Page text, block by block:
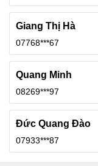
Giang Thị Hà
07768***67
Quang Minh
08269***97
Đức Quang Đào
07933***87